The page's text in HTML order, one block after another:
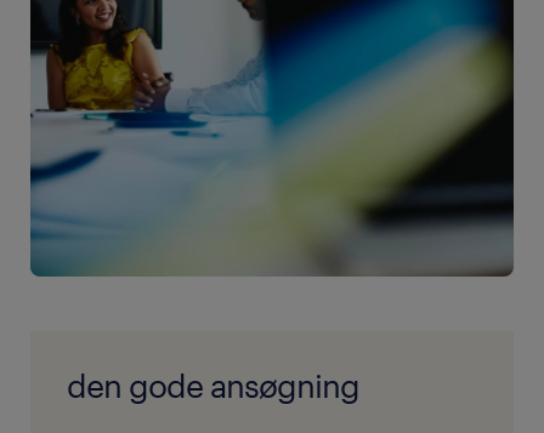
den gode ansøgning